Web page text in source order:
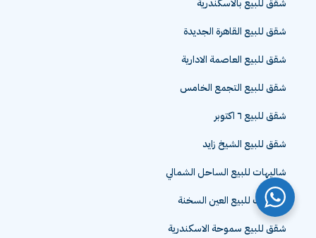
شقق للبيع بالاسكندرية
شقق للبيع القاهرة الجديدة
شقق للبيع العاصمة الادارية
شقق للبيع التجمع الخامس
شقق للبيع ٦ اكتوبر
شقق للبيع الشيخ زايد
شاليهات للبيع الساحل الشمالي
شاليهات للبيع العين السخنة